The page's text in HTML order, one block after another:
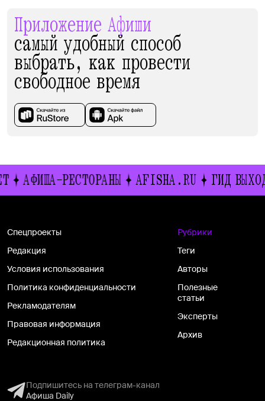
Приложение Афиши
самый удобный способ
выбрать, как провести
свободное время
РЕСТОРАНЫ AFISHA.RU ГИД ВЫХОДНОГО
Спецпроекты
Редакция
Условия использования
Политика конфиденциальности
Рекламодателям
Правовая информация
Редакционная политика
Рубрики
Теги
Авторы
Полезные
статьи
Эксперты
Архив
Подпишитесь на телеграм-канал
Афиша Daily